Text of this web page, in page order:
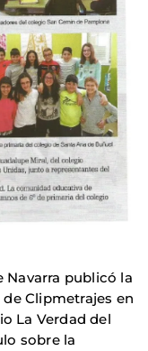
Navarra publicó la
Clipmetrajes en
La Verdad del
sobre la